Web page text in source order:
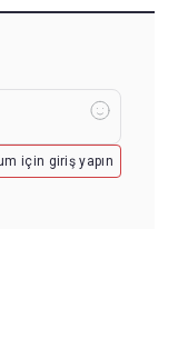
için giriş yapın